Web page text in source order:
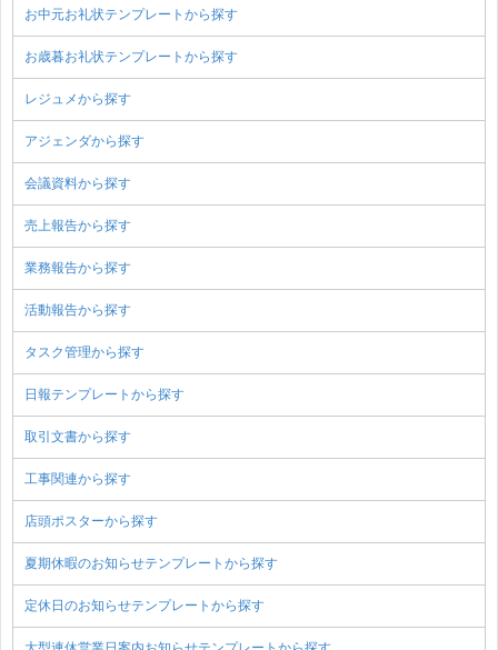
お中元お礼状テンプレートから探す
お歳暮お礼状テンプレートから探す
レジュメから探す
アジェンダから探す
会議資料から探す
売上報告から探す
業務報告から探す
活動報告から探す
タスク管理から探す
日報テンプレートから探す
取引文書から探す
工事関連から探す
店頭ポスターから探す
夏期休暇のお知らせテンプレートから探す
定休日のお知らせテンプレートから探す